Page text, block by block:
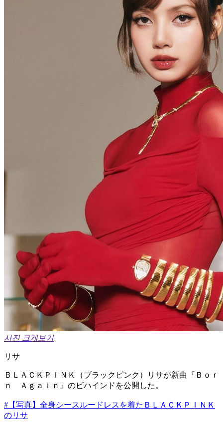
사진 크게보기
リサ
ＢＬＡＣＫＰＩＮＫ（ブラックピンク）リサが新曲『Ｂｏｒ
ｎ Ａｇａｉｎ』のビハインドを公開した。
#【写真】全身シースルードレスを着たＢＬＡＣＫＰＩＮＫ
のリサ